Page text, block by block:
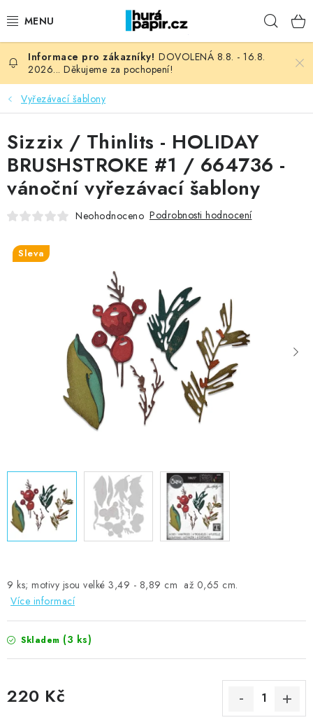
na
NOVINKY
HURÁ DÍLNA
VŠECHNO ZBOŽÍ
KNIHAŘSKÝ MATERIÁL
OBLÍBENÉ ♥️
MOJE OBJEDNÁVKA
Kontakty Moje objednávka
Oblíbené ♥️
Hodnocení obchodu
Obchodní podmínky
Podmínky ochrany osobních údajů
DOVOLENÁ 8.8. - 16.8.
2026... Děkujeme za pochopení!
Vyřezávací šablony
9 ks; motivy jsou velké 3,49 - 8,89 cm až 0,65 cm.
Více informací
Skladem (3 ks)
220 Kč
Sizzix / Thinlits - HOLIDAY
BRUSHSTROKE #1 / 664736 -
vánoční vyřezávací šablony
Neohodnoceno Podrobnosti hodnocení
Sleva